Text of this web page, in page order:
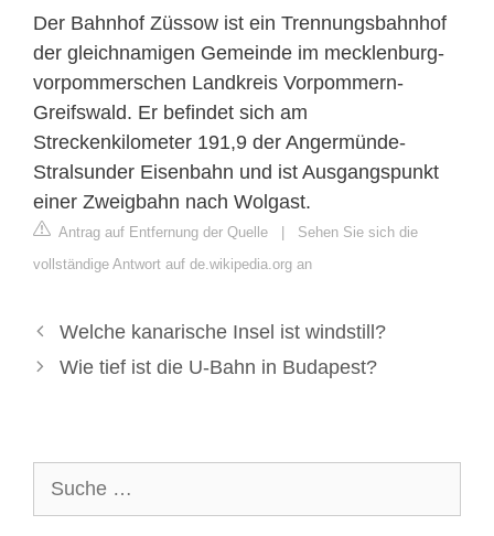
Der Bahnhof Züssow ist ein Trennungsbahnhof
der gleichnamigen Gemeinde im mecklenburg-
vorpommerschen Landkreis Vorpommern-
Greifswald. Er befindet sich am
Streckenkilometer 191,9 der Angermünde-
Stralsunder Eisenbahn und ist Ausgangspunkt
einer Zweigbahn nach Wolgast.
Antrag auf Entfernung der Quelle | Sehen Sie sich die
vollständige Antwort auf de.wikipedia.org an
Welche kanarische Insel ist windstill?
Wie tief ist die U-Bahn in Budapest?
nach: